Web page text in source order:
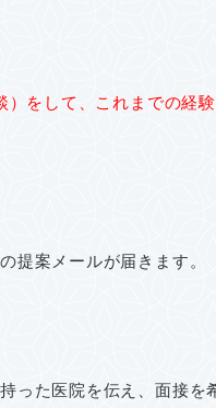
）をして、これまでの経
提案メールが届きます。
った医院を伝え、面接を